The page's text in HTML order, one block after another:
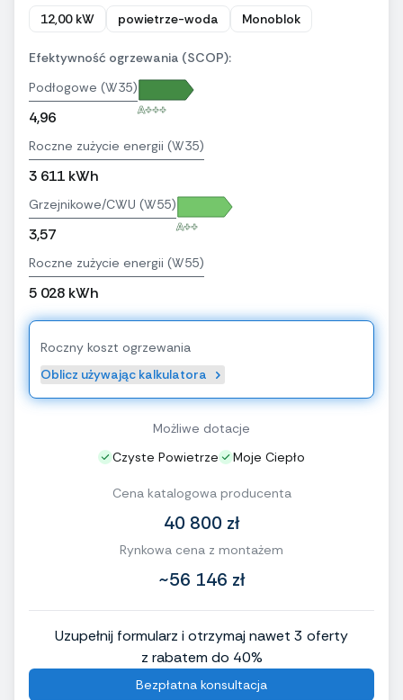
12,00 kW powietrze-woda Monoblok
Efektywność ogrzewania (SCOP):
Podłogowe (W35)
4,96 A+++
Roczne zużycie energii (W35)
3 611 kWh
Grzejnikowe/CWU (W55)
3,57 A++
Roczne zużycie energii (W55)
5 028 kWh
Roczny koszt ogrzewania
Oblicz używając kalkulatora
Możliwe dotacje
Czyste Powietrze
Moje Ciepło
Cena katalogowa producenta
40 800 zł
Rynkowa cena z montażem
~56 146 zł
Uzupełnij formularz i otrzymaj nawet 3 oferty
z rabatem do 40%
Bezpłatna konsultacja